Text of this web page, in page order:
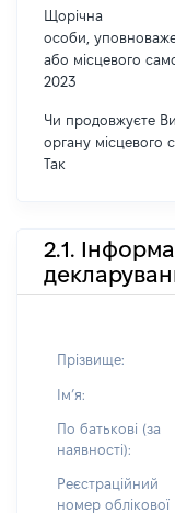
Щорічна
особи,
або місцевого
2023
Чи продовжуєте
органу місцевого
Так
2.1.
Прізвище:
Імʼя:
По батькові (за
наявності):
Реєстраційний
номер облікової